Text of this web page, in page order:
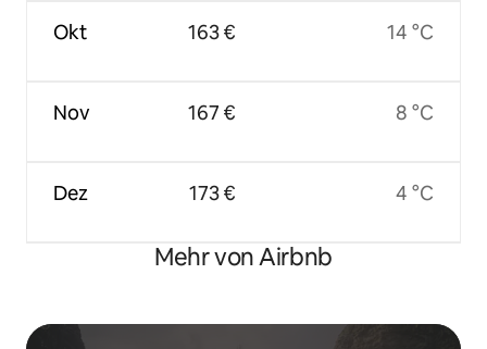
Okt
Nov
Dez
163 €
167 €
173 €
14 °C
8 °C
4 °C
Mehr von Airbnb